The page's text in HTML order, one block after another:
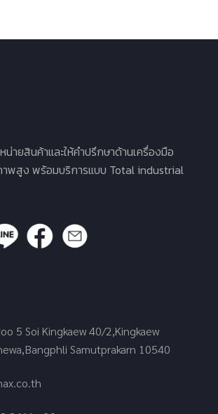
ายสินค้าและให้คำปรึกษาด้านเครื่องมือ
พสูง พร้อมบริการแบบ Total industrial
5 Soi Kingkaew 40/2,Kingkaew
Samutprakarn 10540